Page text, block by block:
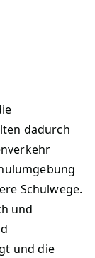
dadurch
Schulwege.
und
und die